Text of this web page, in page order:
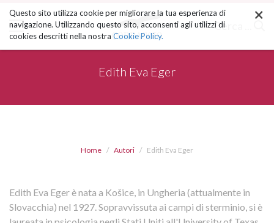
ai
contenuti.
|
Salta
Cerca ... ×
Questo sito utilizza cookie per migliorare la tua esperienza di
navigazione. Utilizzando questo sito, acconsenti agli utilizzi di
cookies descritti nella nostra Cookie Policy.
Edith Eva Eger
Home Autori Edith Eva Eger
Edith Eva Eger è nata a Košice, in Ungheria (attualmente in
Slovacchia) nel 1927. Sopravvissuta ai campi di sterminio, si è